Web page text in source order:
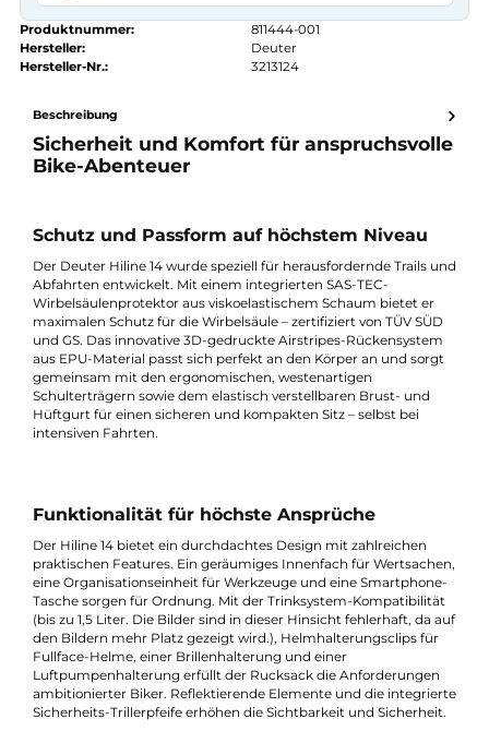
14 Tage Widerrufsrecht
authorized.by · Autorisierter Fachhändler
Produktnummer:
811444-001
Hersteller:
Deuter
Hersteller-Nr.:
Beschreibung
Sicherheit und Komfort für
Bike-Abenteuer
Schutz und Passform auf höchstem Niveau
Der Deuter Hiline 14 wurde speziell für herausfordernde Trails
Abfahrten entwickelt. Mit einem integrierten SAS-TEC-
Wirbelsäulenprotektor aus viskoelastischem Schaum bietet er
gemeinsam mit den ergonomischen, westenartigen
Schulterträgern sowie dem elastisch verstellbaren Brust- und
Hüftgurt für einen sicheren und kompakten Sitz – selbst bei
intensiven Fahrten.
Funktionalität für höchste Ansprüche
Der Hiline 14 bietet ein durchdachtes Design mit zahlreichen